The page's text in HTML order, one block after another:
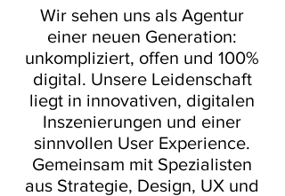
Wir sehen uns als Agentur
einer neuen Generation:
unkompliziert, offen und 100%
digital. Unsere Leidenschaft
liegt in innovativen, digitalen
Inszenierungen und einer
sinnvollen User Experience.
Gemeinsam mit Spezialisten
aus Strategie, Design, UX und